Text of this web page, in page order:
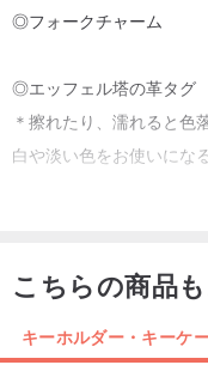
◎フォークチャーム
◎エッフェル塔の革タグ
＊擦れたり、濡れると色
白や淡い色をお使いにな
こちらの商品
キーホルダー・キーケ